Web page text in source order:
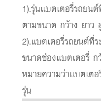
1).รุ่นแบตเตอรี่รถยน
ตามขนาด กว้าง ยาว
2).แบตเตอรี่รถยนต์ที่
ขนาดช่องแบตเตอรี่ ก
หมายความว่าแบตเต
รุ่น